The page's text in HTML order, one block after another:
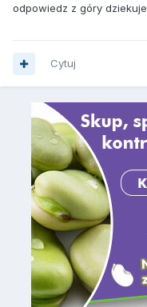
odpowiedz z góry dziekuje
Cytuj